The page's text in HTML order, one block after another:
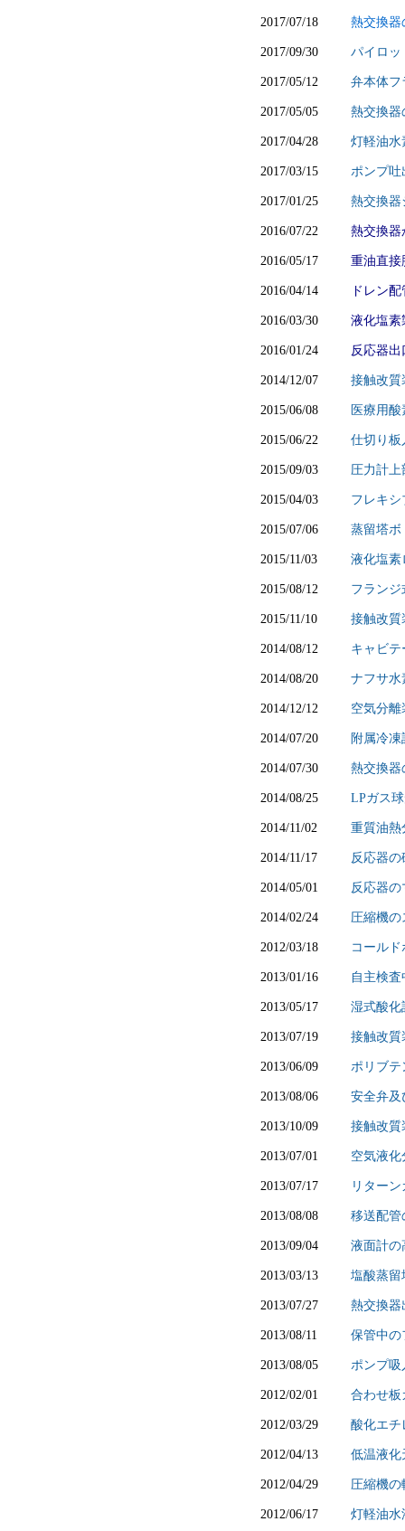
2017/07/18 熱交換器
2017/09/30 パイロッ
2017/05/12 弁本体フ
2017/05/05 熱交換器
2017/04/28 灯軽油水
2017/03/15 ポンプ吐
2017/01/25 熱交換器
2016/07/22 熱交換器
2016/05/17 重油直接
2016/04/14 ドレン
2016/03/30 液化塩素
2016/01/24 反応器
2014/12/07 接触改質
2015/06/08 医療用
2015/06/22 仕切り板
2015/09/03 圧力計
2015/04/03 フレキ
2015/07/06 蒸留塔ボ
2015/11/03 液化塩素
2015/08/12 フラン
2015/11/10 接触改質
2014/08/12 キャビ
2014/08/20 ナフサ水
2014/12/12 空気分
2014/07/20 附属冷
2014/07/30 熱交換器
2014/08/25 LPガス
2014/11/02 重質油熱
2014/11/17 反応器
2014/05/01 反応器
2014/02/24 圧縮機
2012/03/18 コール
2013/01/16 自主検
2013/05/17 湿式酸化
2013/07/19 接触改質
2013/06/09 ポリブテ
2013/08/06 安全弁及
2013/10/09 接触改質
2013/07/01 空気液
2013/07/17 リター
2013/08/08 移送配管
2013/09/04 液面計の
2013/03/13 塩酸蒸留
2013/07/27 熱交換器
2013/08/11 保管中の
2013/08/05 ポンプ吸
2012/02/01 合わせ板
2012/03/29 酸化エチ
2012/04/13 低温液化
2012/04/29 圧縮機
2012/06/17 灯軽油水